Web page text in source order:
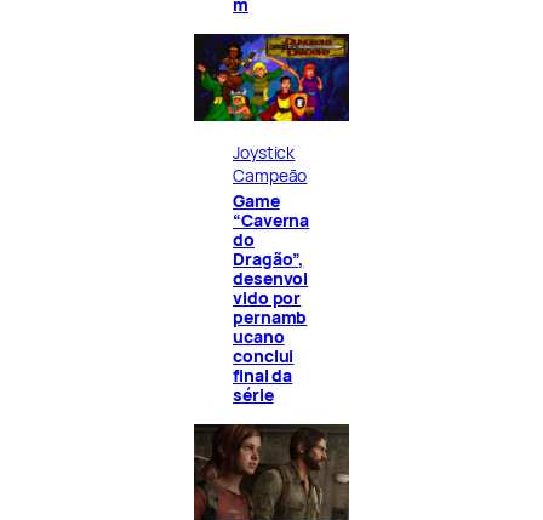
Joystick
Campeão
Game
“Caverna
do
Dragão”,
desenvol
vido por
pernamb
ucano
conclui
final da
série